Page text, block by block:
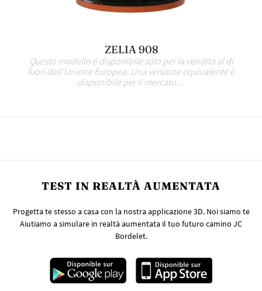
ZELIA 908
Questo modello è disponibile solo per la vendita al di
fuori dell’Unione Europea. Una versione equivalente è
disponibile per il mercato ...
TEST IN REALTÀ AUMENTATA
Progetta te stesso a casa con la nostra applicazione 3D. Noi siamo te
Aiutiamo a simulare in realtà aumentata il tuo futuro camino JC
Bordelet.